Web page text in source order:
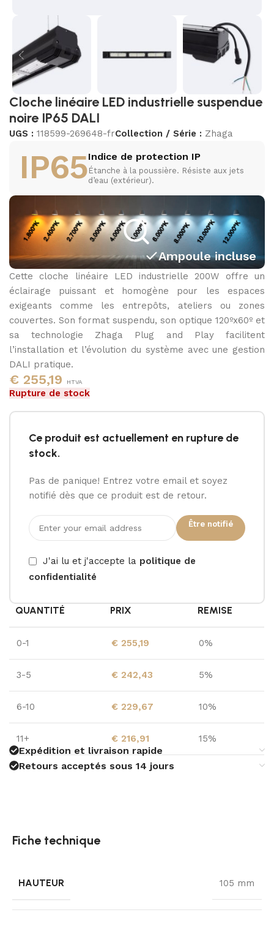
Cloche linéaire LED industrielle suspendue
noire IP65 DALI
UGS : 118599-269648-frCollection / Série : Zhaga
IP65Indice de protection IP
Étanche à la poussière. Résiste aux jets
d’eau (extérieur).
4000K
Ampoule incluse
Cette cloche linéaire LED industrielle 200W offre un
éclairage puissant et homogène pour les espaces
exigeants comme les entrepôts, ateliers ou zones
couvertes. Son format suspendu, son optique 120ºx60º et
sa technologie Zhaga Plug and Play facilitent
l’installation et l’évolution du système avec une gestion
DALI pratique.
€ 255,19 HTVA
Rupture de stock
Ce produit est actuellement en rupture de
stock.
Pas de panique! Entrez votre email et soyez
notifié dès que ce produit est de retour.
Être notifié
J'ai lu et j'accepte la politique de
confidentialité
QUANTITÉ PRIX REMISE
0-1 € 255,19 0%
3-5 € 242,43 5%
6-10 € 229,67 10%
11+ € 216,91 15%
Expédition et livraison rapide
Retours acceptés sous 14 jours
Fiche technique
HAUTEUR 105 mm